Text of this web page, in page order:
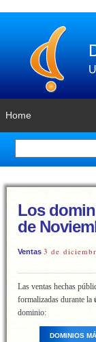
Home
Los
de
Ventas 3 de
Las ventas hechas
formalizadas durante la
dominio:
DOMINIOS